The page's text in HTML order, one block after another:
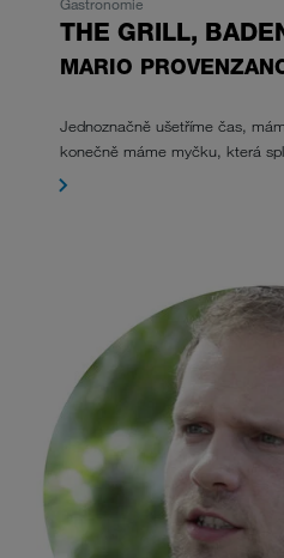
THE GRILL,
MARIO
Jednoznačně ušetříme čas,
konečně máme myčku, která